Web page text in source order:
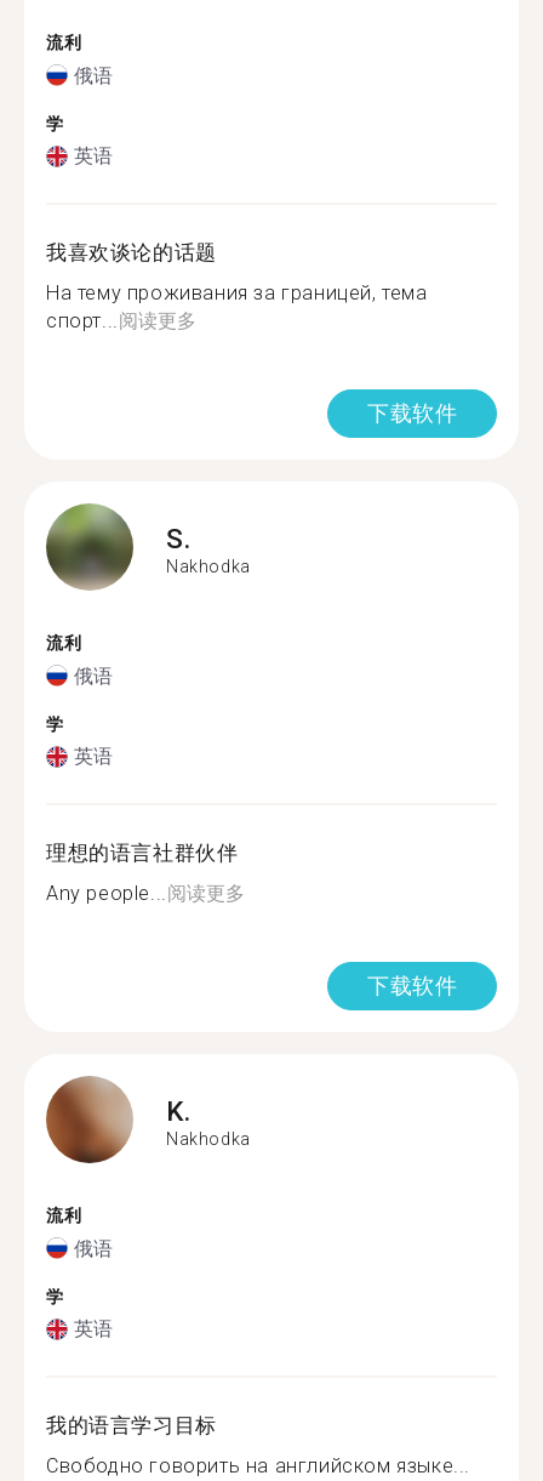
流利
俄语
学
英语
我喜欢谈论的话题
На тему проживания за границей, тема
спорт...阅读更多
下载软件
S.
Nakhodka
流利
俄语
学
英语
理想的语言社群伙伴
Any people...阅读更多
下载软件
K.
Nakhodka
流利
俄语
学
英语
我的语言学习目标
Свободно говорить на английском языке...